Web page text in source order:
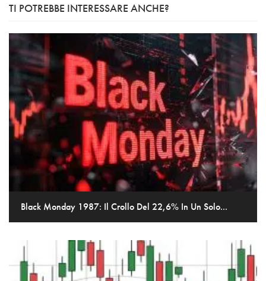
TI POTREBBE INTERESSARE ANCHE?
Black Monday 1987: Il Crollo Del 22,6% In Un Solo...